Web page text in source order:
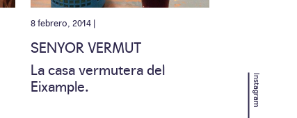
Instagram
8 febrero, 2014 |
SENYOR VERMUT
La casa vermutera del
Eixample.